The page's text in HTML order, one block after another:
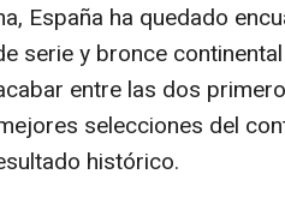
España ha quedado
serie y bronce
entre las dos
selecciones del
histórico.